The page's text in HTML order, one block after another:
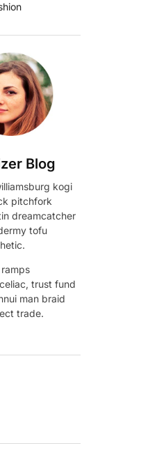
Blog
kogi
pitchfork
dreamcatcher
tofu
trust fund
man braid
trade.